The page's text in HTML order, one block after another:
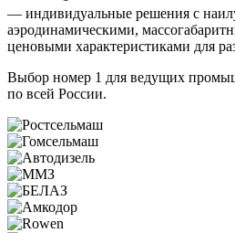
— индивидуальные решения с
аэродинамическими,
ценовыми характеристиками для
Выбор номер 1 для ведущих
по всей России.